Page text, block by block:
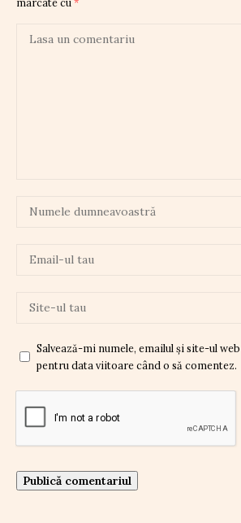
Salvează-mi numele, emailul și site-ul
pentru data viitoare când o să comentez.